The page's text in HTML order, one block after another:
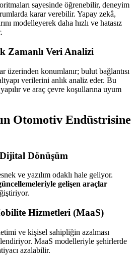
sayesinde öğrenebilir, deneyim
karar verebilir. Yapay zekâ,
modelleyerek daha hızlı ve hatasız
Zamanlı Veri Analizi
üzerinden konumlanır; bulut bağlantısı
verilerini anlık analiz eder. Bu
ve araç çevre koşullarına uyum
Otomotiv Endüstrisine
Dönüşüm
ve yazılım odaklı hale geliyor.
gelişen araçlar
Hizmetleri (MaaS)
ve kişisel sahipliğin azalması
MaaS modelleriyle şehirlerde
azalabilir.